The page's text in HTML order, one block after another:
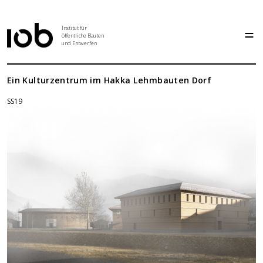
Institut für
öffentliche Bauten
und Entwerfen
Institut
Abschlussarbeiten
Grundlehre
Ein Kulturzentrum im Hakka Lehmbauten Dorf
SS19